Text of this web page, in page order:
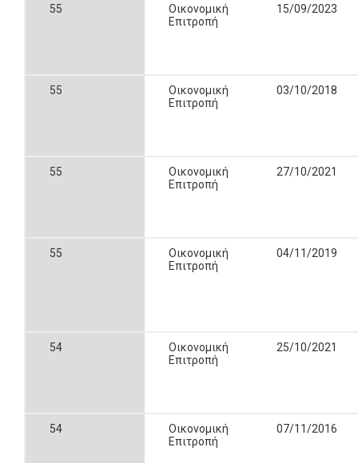
55
Οικονομική
Επιτροπή
15/09/2023
55
Οικονομική
Επιτροπή
03/10/2018
55
Οικονομική
Επιτροπή
27/10/2021
55
Οικονομική
Επιτροπή
04/11/2019
54
Οικονομική
Επιτροπή
25/10/2021
54
Οικονομική
Επιτροπή
07/11/2016